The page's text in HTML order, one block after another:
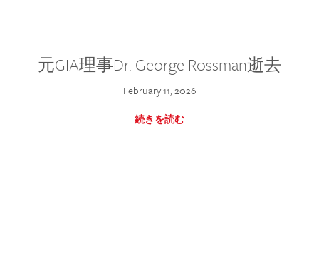
元GIA理事Dr. George Rossman逝去
February 11, 2026
続きを読む